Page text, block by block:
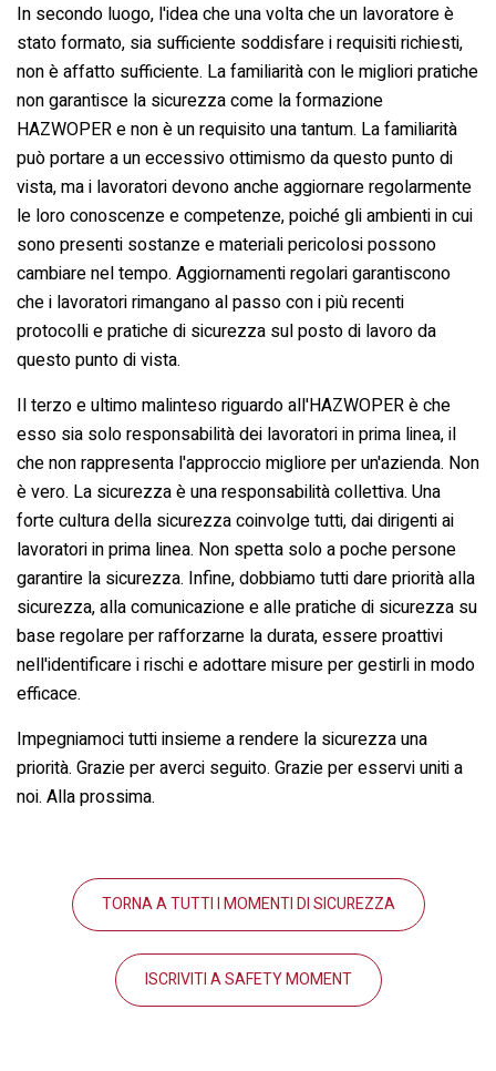
In secondo luogo, l'idea che una volta che un lavoratore è
stato formato, sia sufficiente soddisfare i requisiti richiesti,
non è affatto sufficiente. La familiarità con le migliori pratiche
non garantisce la sicurezza come la formazione
HAZWOPER e non è un requisito una tantum. La familiarità
può portare a un eccessivo ottimismo da questo punto di
vista, ma i lavoratori devono anche aggiornare regolarmente
le loro conoscenze e competenze, poiché gli ambienti in cui
sono presenti sostanze e materiali pericolosi possono
cambiare nel tempo. Aggiornamenti regolari garantiscono
che i lavoratori rimangano al passo con i più recenti
protocolli e pratiche di sicurezza sul posto di lavoro da
questo punto di vista.
Il terzo e ultimo malinteso riguardo all'HAZWOPER è che
esso sia solo responsabilità dei lavoratori in prima linea, il
che non rappresenta l'approccio migliore per un'azienda. Non
è vero. La sicurezza è una responsabilità collettiva. Una
forte cultura della sicurezza coinvolge tutti, dai dirigenti ai
lavoratori in prima linea. Non spetta solo a poche persone
garantire la sicurezza. Infine, dobbiamo tutti dare priorità alla
sicurezza, alla comunicazione e alle pratiche di sicurezza su
base regolare per rafforzarne la durata, essere proattivi
nell'identificare i rischi e adottare misure per gestirli in modo
efficace.
Impegniamoci tutti insieme a rendere la sicurezza una
priorità. Grazie per averci seguito. Grazie per esservi uniti a
noi. Alla prossima.
TORNA A TUTTI I MOMENTI DI SICUREZZA
ISCRIVITI A SAFETY MOMENT